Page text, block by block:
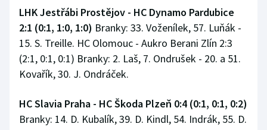
LHK Jestřábi Prostějov - HC Dynamo Pardubice
2:1 (0:1, 1:0, 1:0) Branky: 33. Voženílek, 57. Luňák -
15. S. Treille. HC Olomouc - Aukro Berani Zlín 2:3
(2:1, 0:1, 0:1) Branky: 2. Laš, 7. Ondrušek - 20. a 51.
Kovařík, 30. J. Ondráček.
HC Slavia Praha - HC Škoda Plzeň 0:4 (0:1, 0:1, 0:2)
Branky: 14. D. Kubalík, 39. D. Kindl, 54. Indrák, 55. D.